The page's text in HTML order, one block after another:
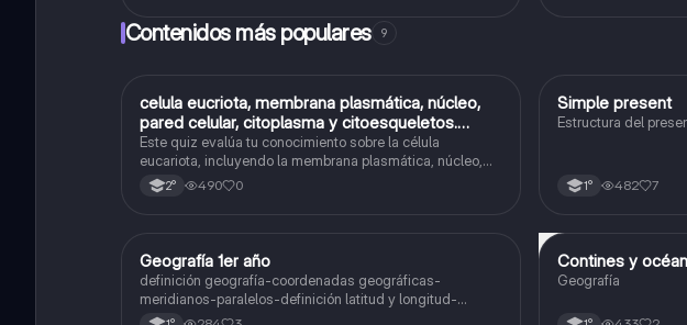
Contenidos más populares 9
CBiología
celula eucriota, membrana plasmática, núcleo,
pared celular, citoplasma y citoesqueletos.
nombre se las partes de la celula eucariota
Este quiz evalúa tu conocimiento sobre la célula
eucariota, incluyendo la membrana plasmática, núcleo,
pared celular, citoplasma y citoesqueleto.
2° 490 0
Inglés
Simple present
Estructura del
1° 482 7
Geografía
Geografía 1er año
definición geografía-coordenadas geográficas-
meridianos-paralelos-definición latitud y longitud-
elementos del mapa-definición mapa-localización
Geografía
Contines y
Geografía